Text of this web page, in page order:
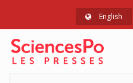
English